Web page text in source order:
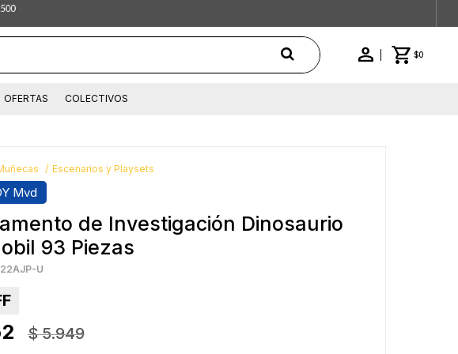
$0
OFERTAS COLECTIVOS
Escenarios y Playsets
Mvd
de Investigación Dinosaurio
93 Piezas
U
$ 5.949